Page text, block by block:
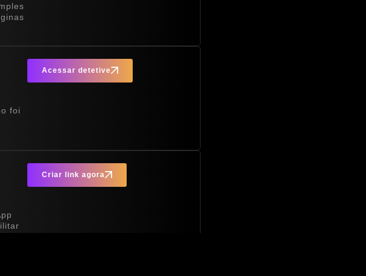
foi
Acessar detetive
Criar link agora